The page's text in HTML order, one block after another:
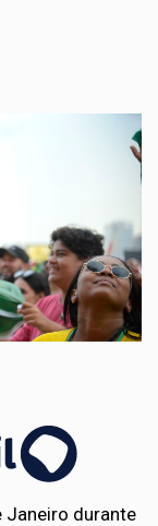
Janeiro durante